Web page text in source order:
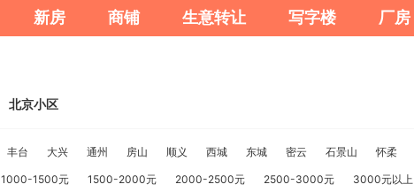
新房 商铺 生意转让 写字楼 厂房
北京小区
丰台 大兴 通州 房山 顺义 西城 东城 密云 石景山 怀柔
1000-1500元 1500-2000元 2000-2500元 2500-3000元 3000元以上